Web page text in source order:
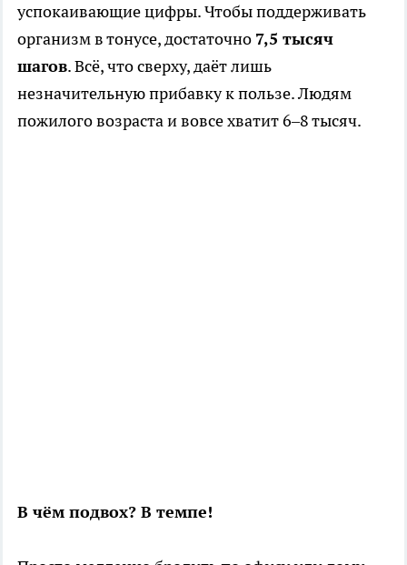
успокаивающие цифры. Чтобы поддерживать
организм в тонусе, достаточно 7,5 тысяч
шагов. Всё, что сверху, даёт лишь
незначительную прибавку к пользе. Людям
пожилого возраста и вовсе хватит 6–8 тысяч.
В чём подвох? В темпе!